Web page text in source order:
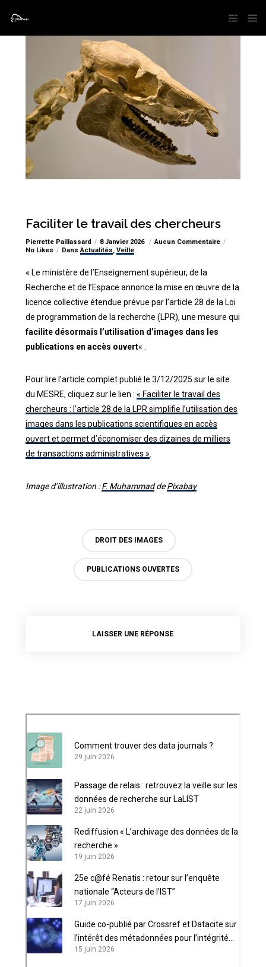
Faciliter le travail des chercheurs
Pierrette Paillassard 8 Janvier 2026
Aucun Commentaire
No Likes
DansActualités, Veille
« Le ministère de l’Enseignement supérieur, de la
Recherche et de l’Espace annonce la mise en œuvre de la
licence collective étendue prévue par l’article 28 de la Loi
de programmation de la recherche (LPR), une mesure qui
facilite désormais l’utilisation d’images dans les
publications en accès ouvert« .
Pour lire l’article complet publié le 3/12/2025 sur le site
du MESRE, cliquez sur le lien : « Faciliter le travail des
chercheurs : l’article 28 de la LPR simplifie l’utilisation des
images dans les publications scientifiques en accès
ouvert et permet d’économiser des dizaines de milliers
de transactions administratives »
Image d’illustration :F. MuhammaddePixabay
DROIT DES IMAGES
PUBLICATIONS OUVERTES
LAISSER UNE RÉPONSE
Comment trouver des data journals ?
29 juin 2026
Passage de relais : retrouvez la veille sur les
données de recherche sur LaLIST
22 juin 2026
Rediffusion « L’archivage des données de la
recherche »
19 juin 2026
25e c@fé Renatis : retour sur l’enquête
nationale “Acteurs de l’IST”
17 juin 2026
Guide co-publié par Crossref et Datacite sur
l’intérêt des métadonnées pour l’intégrité
scientifique
15 juin 2026